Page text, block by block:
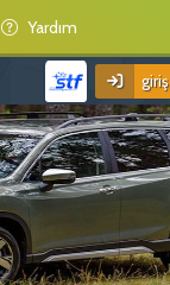
Yardım